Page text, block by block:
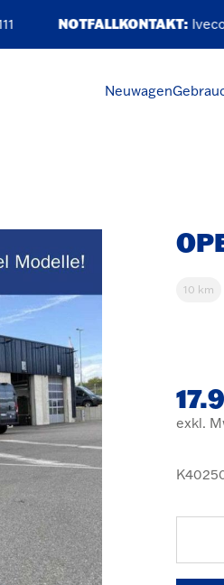
NOTFALLKONTAKT: Iveco:
Neuwagen
10 km
exkl.